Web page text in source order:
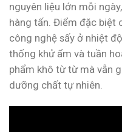
nguyên liệu lớn mỗi
hàng tấn. Điểm đặc biệt
công nghệ sấy ở nhiệt
thống khử ẩm và tuần
phẩm khô từ từ mà vẫn
dưỡng chất tự nhiên.